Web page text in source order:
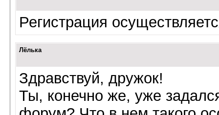
Регистрация
Лёлька
Здравствуй, дружок!
Ты, конечно же, уже